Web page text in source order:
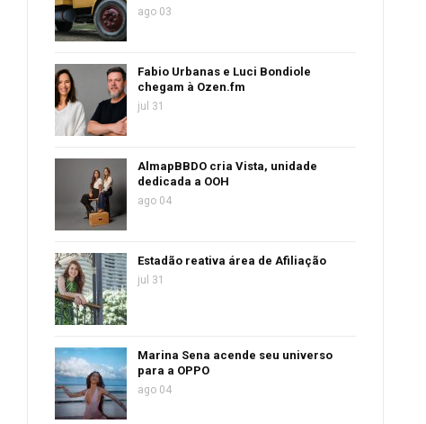
ago 03
Fabio Urbanas e Luci Bondiole
chegam à Ozen.fm
jul 31
AlmapBBDO cria Vista, unidade
dedicada a OOH
ago 04
Estadão reativa área de Afiliação
jul 31
Marina Sena acende seu universo
para a OPPO
ago 04